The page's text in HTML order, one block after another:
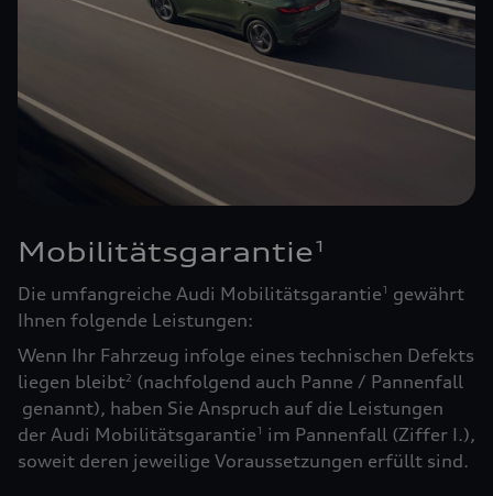
Mobilitätsgarantie1
Die umfangreiche Audi Mobilitätsgarantie1
gewährt
Ihnen folgende Leistungen:
Wenn Ihr Fahrzeug infolge eines technischen Defekts
liegen bleibt2 (nachfolgend auch Panne / Pannenfall
genannt), haben Sie Anspruch auf die Leistungen
der Audi Mobilitätsgarantie1
im Pannenfall (Ziffer I.),
soweit deren jeweilige Voraussetzungen erfüllt sind.